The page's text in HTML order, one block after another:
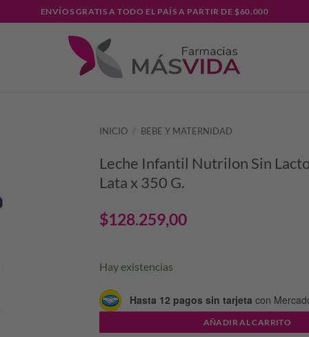
ENVÍOS GRATIS A TODO EL PAÍS A PARTIR DE $60.000
INICIO / BEBE Y MATERNIDAD
Leche Infantil Nutrilon Sin
Lata x 350 G.
$128.259,00
Hay existencias
Hasta 12 pagos sin tarjeta con
AÑADIR AL CARRITO